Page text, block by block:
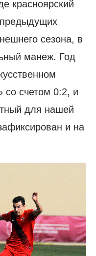
красноярский
сезона, в
манеж. Год
со счетом 0:2, и
для нашей
и на